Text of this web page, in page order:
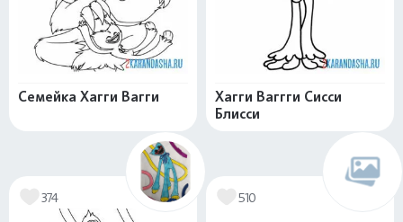
Семейка Хагги Вагги
Хагги Ваггги Сисси
Блисси
374 510